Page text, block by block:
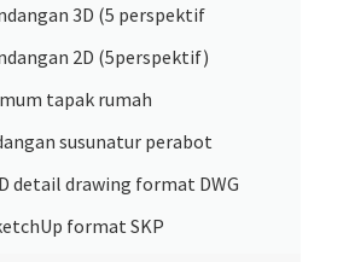
3D (5 perspektif
2D (5perspektif)
tapak rumah
susunatur perabot
detail drawing format DWG
format SKP